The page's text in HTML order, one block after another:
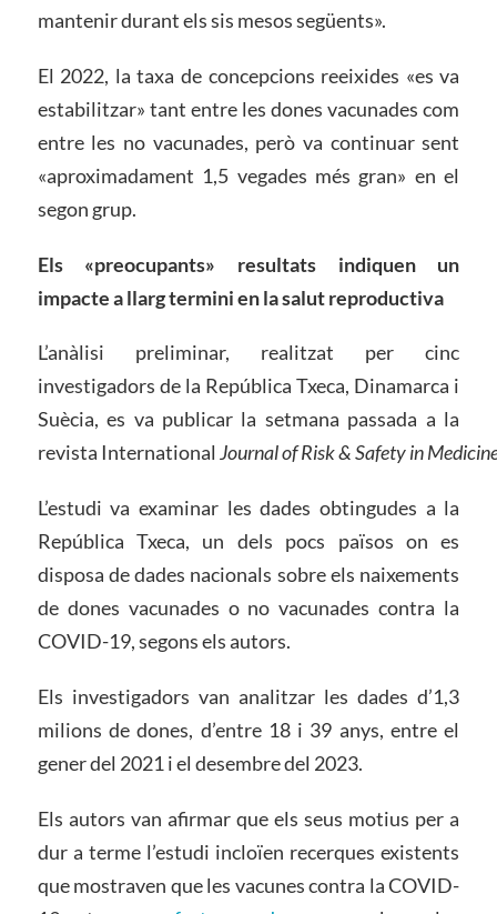
mantenir durant els sis mesos següents».
El 2022, la taxa de concepcions reeixides «es va
estabilitzar» tant entre les dones vacunades com
entre les no vacunades, però va continuar sent
«aproximadament 1,5 vegades més gran» en el
segon grup.
Els «preocupants» resultats indiquen un
impacte a llarg termini en la salut reproductiva
L’anàlisi preliminar, realitzat per cinc
investigadors de la República Txeca, Dinamarca i
Suècia, es va publicar la setmana passada a la
revista International Journal of Risk & Safety in
L’estudi va examinar les dades obtingudes a la
República Txeca, un dels pocs països on es
disposa de dades nacionals sobre els naixements
de dones vacunades o no vacunades contra la
COVID-19, segons els autors.
Els investigadors van analitzar les dades d’1,3
milions de dones, d’entre 18 i 39 anys, entre el
gener del 2021 i el desembre del 2023.
Els autors van afirmar que els seus motius per a
dur a terme l’estudi incloïen recerques existents
que mostraven que les vacunes contra la COVID-